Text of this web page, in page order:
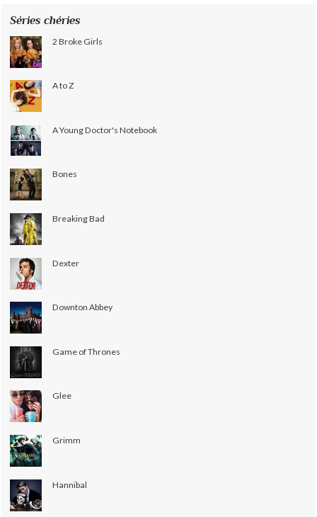
Séries chéries
2 Broke Girls
A to Z
A Young Doctor's Notebook
Bones
Breaking Bad
Dexter
Downton Abbey
Game of Thrones
Glee
Grimm
Hannibal